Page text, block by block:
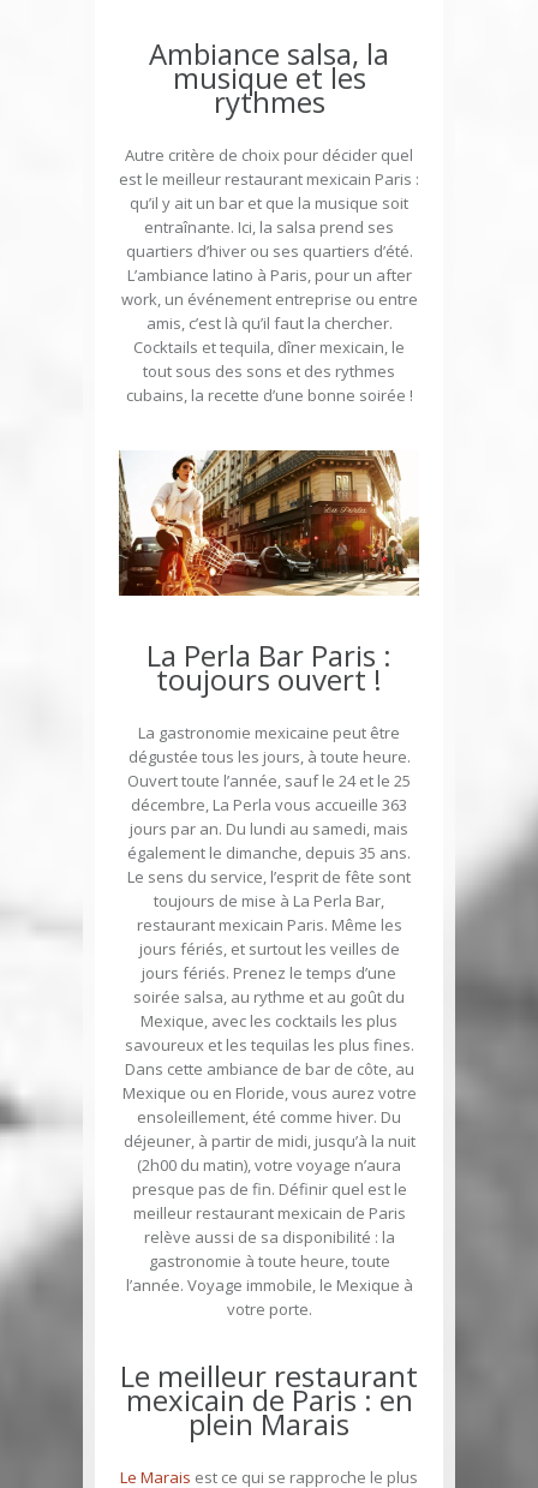
Ambiance salsa, la
musique et les
rythmes
Autre critère de choix pour décider quel
est le meilleur restaurant mexicain Paris :
qu’il y ait un bar et que la musique soit
entraînante. Ici, la salsa prend ses
quartiers d’hiver ou ses quartiers d’été.
L’ambiance latino à Paris, pour un after
work, un événement entreprise ou entre
amis, c’est là qu’il faut la chercher.
Cocktails et tequila, dîner mexicain, le
tout sous des sons et des rythmes
cubains, la recette d’une bonne soirée !
La Perla Bar Paris :
toujours ouvert !
La gastronomie mexicaine peut être
dégustée tous les jours, à toute heure.
Ouvert toute l’année, sauf le 24 et le 25
décembre, La Perla vous accueille 363
jours par an. Du lundi au samedi, mais
également le dimanche, depuis 35 ans.
Le sens du service, l’esprit de fête sont
toujours de mise à La Perla Bar,
restaurant mexicain Paris. Même les
jours fériés, et surtout les veilles de
jours fériés. Prenez le temps d’une
soirée salsa, au rythme et au goût du
Mexique, avec les cocktails les plus
savoureux et les tequilas les plus fines.
Dans cette ambiance de bar de côte, au
Mexique ou en Floride, vous aurez votre
ensoleillement, été comme hiver. Du
déjeuner, à partir de midi, jusqu’à la nuit
(2h00 du matin), votre voyage n’aura
presque pas de fin. Définir quel est le
meilleur restaurant mexicain de Paris
relève aussi de sa disponibilité : la
gastronomie à toute heure, toute
l’année. Voyage immobile, le Mexique à
votre porte.
Le meilleur restaurant
mexicain de Paris : en
plein Marais
Le Marais est ce qui se rapproche le plus